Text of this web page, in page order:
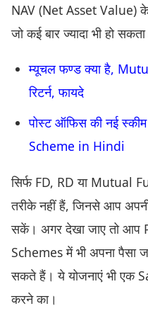
NAV (Net Asset Value)
जो कई बार ज्यादा भी हो
म्यूचल फण्ड क्या है,
रिटर्न, फायदे
पोस्ट ऑफिस की नई
Scheme in Hindi
सिर्फ FD, RD या Mutual
तरीके नहीं हैं, जिनसे आप
सकें। अगर देखा जाए तो आप
Schemes में भी अपना पैसा
सकते हैं। ये योजनाएं भी एक
करने का।